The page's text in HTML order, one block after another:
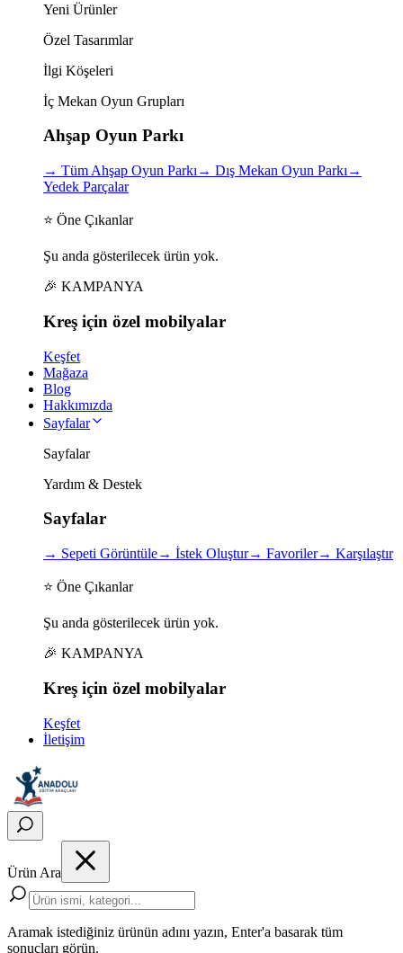
Yeni Ürünler
Özel Tasarımlar
İlgi Köşeleri
İç Mekan Oyun Grupları
Ahşap Oyun Parkı
→ Tüm Ahşap Oyun Parkı → Dış Mekan Oyun Parkı →
Yedek Parçalar
⭐ Öne Çıkanlar
Şu anda gösterilecek ürün yok.
🎉 KAMPANYA
Kreş için özel mobilyalar
Keşfet
Mağaza
Blog
Hakkımızda
Sayfalar
Sayfalar
Yardım & Destek
Sayfalar
→ Sepeti Görüntüle→ İstek Oluştur→ Favoriler→ Karşılaştır
⭐ Öne Çıkanlar
Şu anda gösterilecek ürün yok.
🎉 KAMPANYA
Kreş için özel mobilyalar
Keşfet
İletişim
Ürün Ara
Aramak istediğiniz ürünün adını yazın, Enter'a basarak tüm
sonuçları görün.